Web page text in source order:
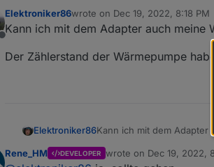
Offline
Elektroniker86wrote on Dec 19, 2022, 8:18 PM
last edited by
Kann ich mit dem Adapter auch meine
Der Zählerstand der Wärmepumpe
Elektroniker86Kann ich mit dem Adapter
Der Zählerstand der
Rene_HM DEVELOPER wrote on Dec 19, 2022,
last edited by